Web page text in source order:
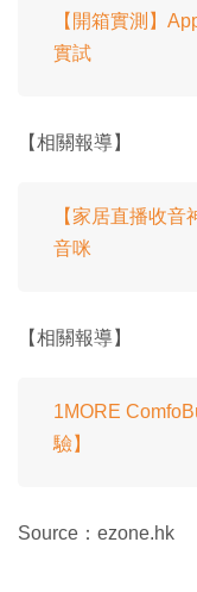
【開箱實測】
實試
【相關報導】
【家居直播收
音咪
【相關報導】
1MORE
驗】
Source：ezone.hk